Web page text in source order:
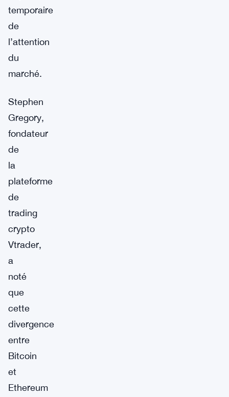
temporaire
de
l’attention
du
marché.
Stephen
Gregory,
fondateur
de
la
plateforme
de
trading
crypto
Vtrader,
a
noté
que
cette
divergence
entre
Bitcoin
et
Ethereum